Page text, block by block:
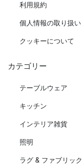
利用規約
個人情報の取り扱い
クッキーについて
カテゴリー
テーブルウェア
キッチン
インテリア雑貨
照明
ラグ & ファブリック